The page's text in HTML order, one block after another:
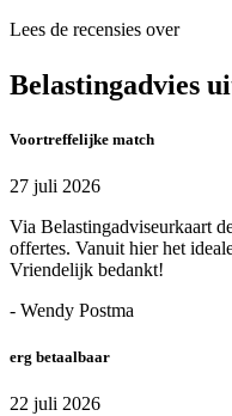
Lees de recensies over
Belastingadvies
Voortreffelijke match
27 juli 2026
Via Belastingadviseurkaart
offertes. Vanuit hier het
Vriendelijk bedankt!
- Wendy Postma
erg betaalbaar
22 juli 2026